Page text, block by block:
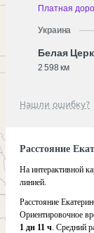
Платная
Украина
Белая
2 598 км
Нашли ошибку?
Расстояние
На интерактивной
линией.
Расстояние
Ориентировочное
1 дн 11 ч. Средний